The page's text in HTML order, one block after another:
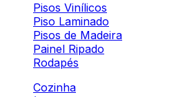
Pisos Vinílicos
Piso Laminado
Pisos de Madeira
Painel Ripado
Rodapés
Cozinha